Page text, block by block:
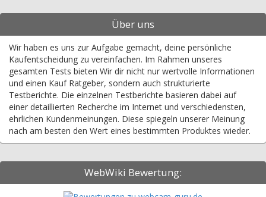
Über uns
Wir haben es uns zur Aufgabe gemacht, deine persönliche
Kaufentscheidung zu vereinfachen. Im Rahmen unseres
gesamten Tests bieten Wir dir nicht nur wertvolle Informationen
und einen Kauf Ratgeber, sondern auch strukturierte
Testberichte. Die einzelnen Testberichte basieren dabei auf
einer detaillierten Recherche im Internet und verschiedensten,
ehrlichen Kundenmeinungen. Diese spiegeln unserer Meinung
nach am besten den Wert eines bestimmten Produktes wieder.
WebWiki Bewertung: